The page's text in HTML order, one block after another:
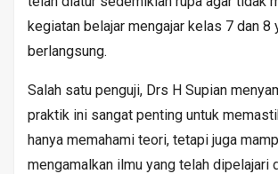
kegiatan belajar mengajar kelas 7 dan 8
berlangsung.
Salah satu penguji, Drs H Supian
praktik ini sangat penting untuk
hanya memahami teori, tetapi juga
mengamalkan ilmu yang telah dipelajari